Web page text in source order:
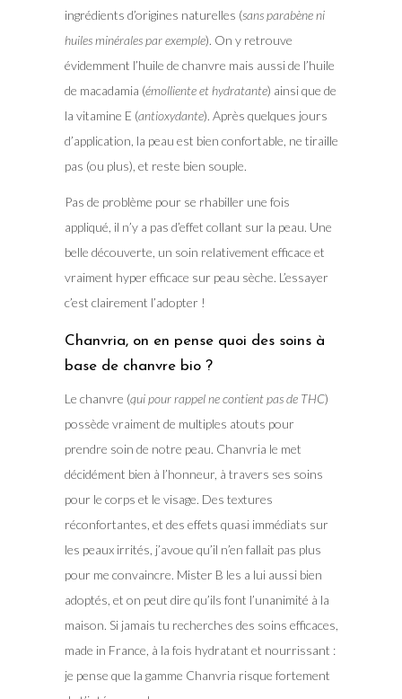
ingrédients d’origines naturelles (sans parabène ni
huiles minérales par exemple). On y retrouve
évidemment l’huile de chanvre mais aussi de l’huile
de macadamia (émolliente et hydratante) ainsi que de
la vitamine E (antioxydante). Après quelques jours
d’application, la peau est bien confortable, ne tiraille
pas (ou plus), et reste bien souple.
Pas de problème pour se rhabiller une fois
appliqué, il n’y a pas d’effet collant sur la peau. Une
belle découverte, un soin relativement efficace et
vraiment hyper efficace sur peau sèche. L’essayer
c’est clairement l’adopter !
Chanvria, on en pense quoi des soins à
base de chanvre bio ?
Le chanvre (qui pour rappel ne contient pas de THC)
possède vraiment de multiples atouts pour
prendre soin de notre peau. Chanvria le met
décidément bien à l’honneur, à travers ses soins
pour le corps et le visage. Des textures
réconfortantes, et des effets quasi immédiats sur
les peaux irrités, j’avoue qu’il n’en fallait pas plus
pour me convaincre. Mister B les a lui aussi bien
adoptés, et on peut dire qu’ils font l’unanimité à la
maison. Si jamais tu recherches des soins efficaces,
made in France, à la fois hydratant et nourrissant :
je pense que la gamme Chanvria risque fortement